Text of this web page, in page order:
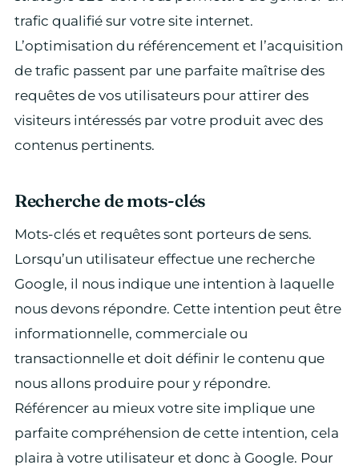
trafic qualifié sur votre site internet.
L’optimisation du référencement et l’acquisition
de trafic passent par une parfaite maîtrise des
requêtes de vos utilisateurs pour attirer des
visiteurs intéressés par votre produit avec des
contenus pertinents.
Recherche de mots-clés
Mots-clés et requêtes sont porteurs de sens.
Lorsqu’un utilisateur effectue une recherche
Google, il nous indique une intention à laquelle
nous devons répondre. Cette intention peut être
informationnelle, commerciale ou
transactionnelle et doit définir le contenu que
nous allons produire pour y répondre.
Référencer au mieux votre site implique une
parfaite compréhension de cette intention, cela
plaira à votre utilisateur et donc à Google. Pour